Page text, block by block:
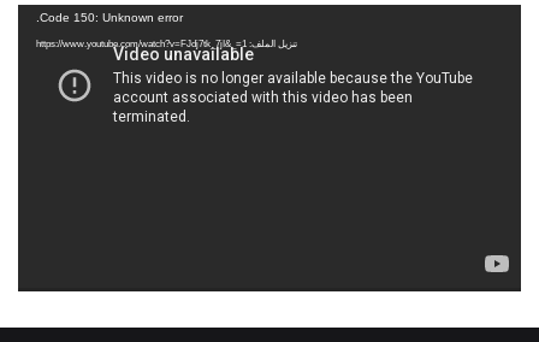
Code 150: Unknown error.
تنزيل الملف: https://www.youtube.com/watch?v=FJdj7tk_7jI&_=1